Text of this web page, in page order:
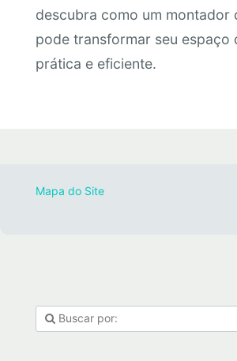
descubra como um montador
pode transformar seu espaço
prática e eficiente.
Mapa do Site